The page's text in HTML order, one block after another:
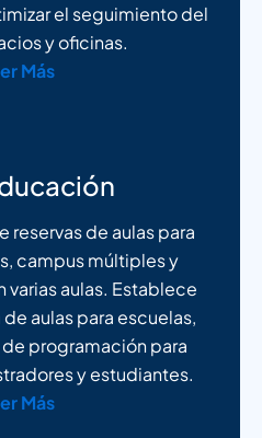
el seguimiento del
y oficinas.
Más
reservas de aulas para
campus múltiples y
aulas. Establece
aulas para escuelas,
programación para
y estudiantes.
Más